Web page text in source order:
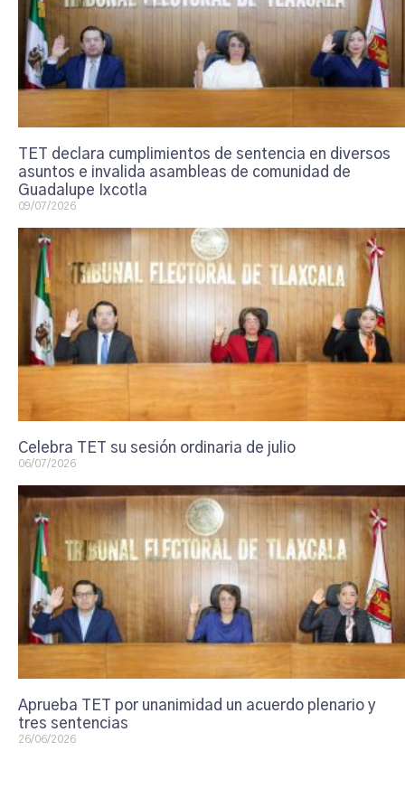
TET declara cumplimientos de sentencia en diversos
asuntos e invalida asambleas de comunidad de
Guadalupe Ixcotla
09/07/2026
Celebra TET su sesión ordinaria de julio
06/07/2026
Aprueba TET por unanimidad un acuerdo plenario y
tres sentencias
26/06/2026